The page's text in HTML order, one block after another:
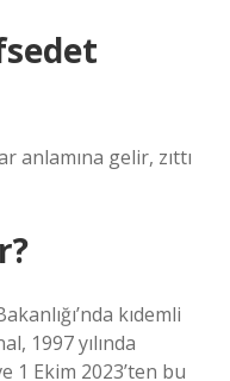
anlamına gelir, zıttı
kıdemli
1997 yılında
1 Ekim 2023’ten bu